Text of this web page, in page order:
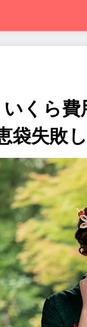
くら
袋失